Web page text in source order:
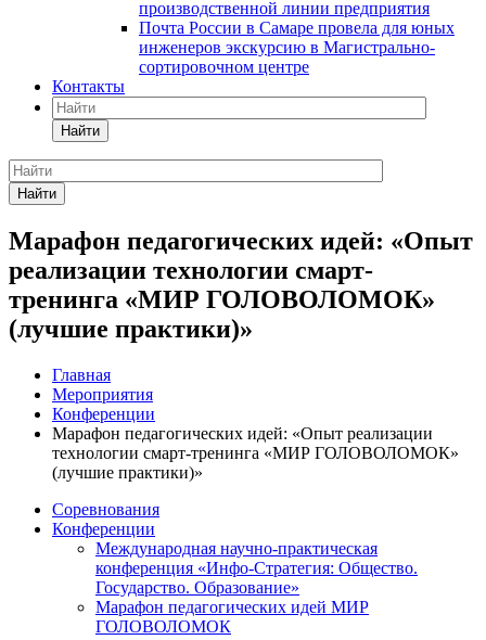
производственной линии предприятия
Почта России в Самаре провела для юных
инженеров экскурсию в Магистрально-
сортировочном центре
Контакты
Найти
Найти
Марафон педагогических идей: «Опыт
реализации технологии смарт-
тренинга «МИР ГОЛОВОЛОМОК»
(лучшие практики)»
Главная
Мероприятия
Конференции
Марафон педагогических идей: «Опыт реализации
технологии смарт-тренинга «МИР ГОЛОВОЛОМОК»
(лучшие практики)»
Соревнования
Конференции
Международная научно-практическая
конференция «Инфо-Стратегия: Общество.
Государство. Образование»
Марафон педагогических идей МИР
ГОЛОВОЛОМОК